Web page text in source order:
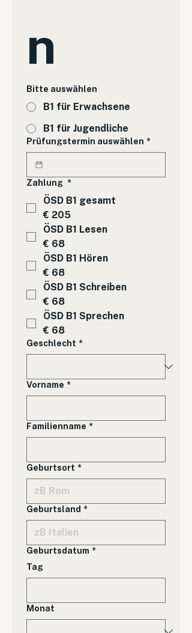
n
Bitte auswählen
B1 für Erwachsene
B1 für Jugendliche
Prüfungstermin auswählen *
Zahlung *
ÖSD B1 gesamt
€ 205
ÖSD B1 Lesen
€ 68
ÖSD B1 Hören
€ 68
ÖSD B1 Schreiben
€ 68
ÖSD B1 Sprechen
€ 68
Geschlecht *
Vorname *
Familienname *
Geburtsort *
Geburtsland *
Geburtsdatum *
Tag
Monat